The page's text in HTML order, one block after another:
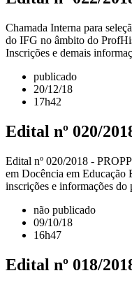
Chamada Interna para
do IFG no âmbito do
Inscrições e demais
publicado
20/12/18
17h42
Edital nº 020/
Edital nº 020/2018 -
em Docência em Educação
inscrições e informações
não publicado
09/10/18
16h47
Edital nº 018/